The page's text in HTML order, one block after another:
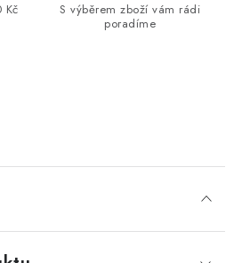
Kč
S výběrem zboží vám rádi
poradíme